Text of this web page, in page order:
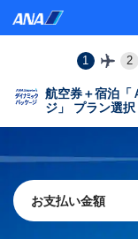
1 2
航空券＋宿泊「
ジ」 プラン選択
お支払い金額